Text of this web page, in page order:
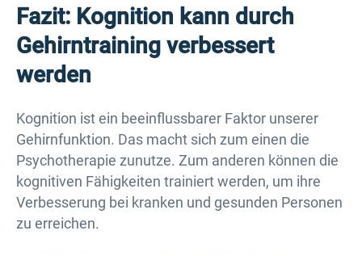
Fazit: Kognition kann durch
Gehirntraining verbessert
werden
Kognition ist ein beeinflussbarer Faktor unserer
Gehirnfunktion. Das macht sich zum einen die
Psychotherapie zunutze. Zum anderen können die
kognitiven Fähigkeiten trainiert werden, um ihre
Verbesserung bei kranken und gesunden Personen
zu erreichen.